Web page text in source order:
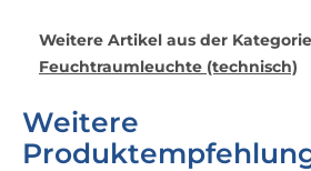
Weitere Artikel aus der Kategorie
Feuchtraumleuchte (technisch)
Weitere